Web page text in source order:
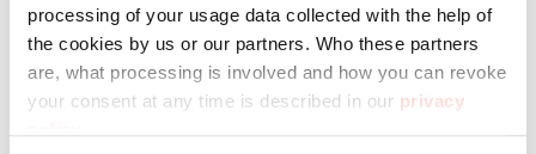
processing of your usage data collected with the help of
the cookies by us or our partners. Who these partners
are, what processing is involved and how you can revoke
your consent at any time is described in our privacy